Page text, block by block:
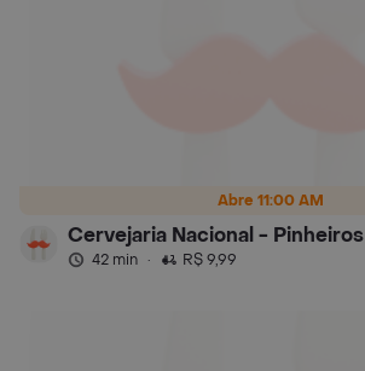
Abre 11:00 AM
Cervejaria Nacional - Pinheiros
42 min · R$ 9,99